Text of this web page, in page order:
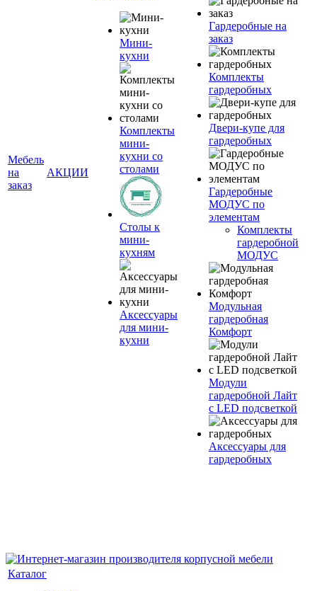
Мебель
на
заказ
АКЦИИ
Мини-
кухни
Комплекты
мини-
кухни со
столами
Столы к
мини-
кухням
Аксессуары
для мини-
кухни
Гардеробные на
заказ
Комплекты
гардеробных
Двери-купе для
гардеробных
Гардеробные
МОДУС по
элементам
Комплекты
гардеробной
МОДУС
Модульная
гардеробная
Комфорт
Модули
гардеробной Лайт
с LED подсветкой
Аксессуары для
гардеробных
Каталог